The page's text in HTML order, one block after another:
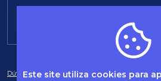
Este site utiliza cookies para
Dúvidas frequentes